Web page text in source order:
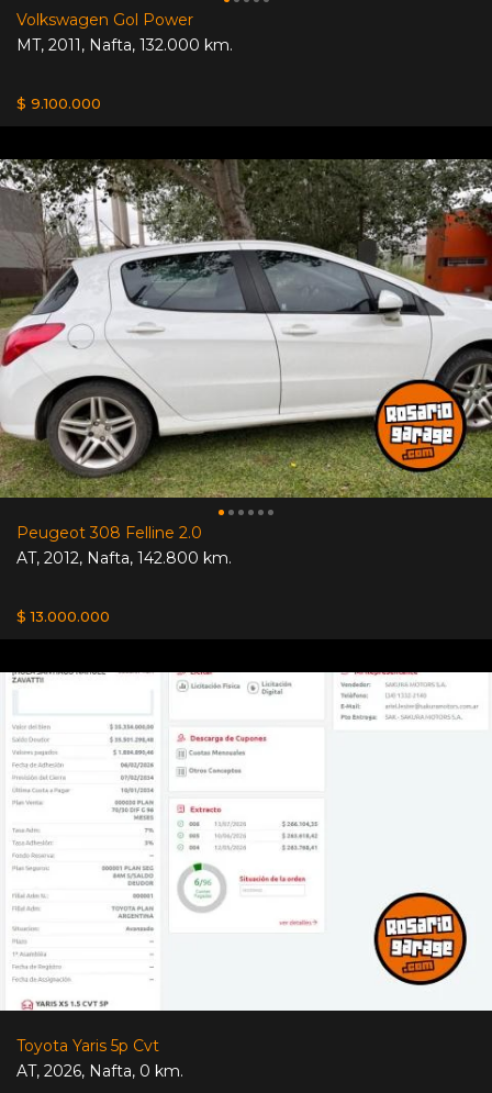
Volkswagen Gol Power
MT, 2011, Nafta, 132.000 km.
$ 9.100.000
Peugeot 308 Felline 2.0
AT, 2012, Nafta, 142.800 km.
$ 13.000.000
Toyota Yaris 5p Cvt
AT, 2026, Nafta, 0 km.